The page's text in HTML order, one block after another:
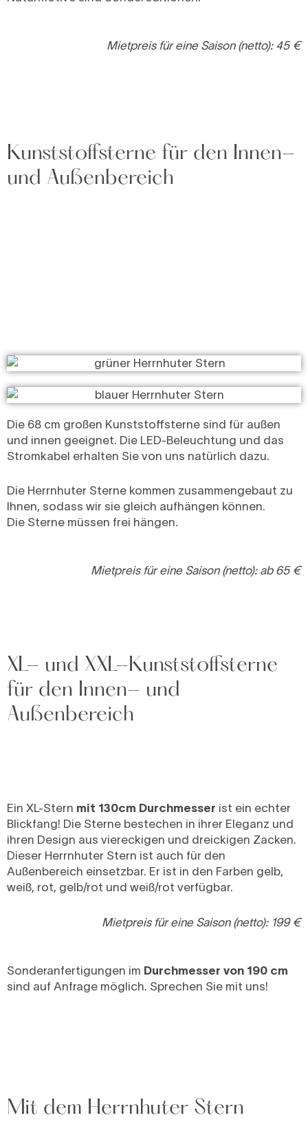
Mietpreis für eine Saison (netto): 45 €
Kunststoffsterne für den Innen-
und Außenbereich
Die 68 cm großen Kunststoffsterne sind für außen
und innen geeignet. Die LED-Beleuchtung und das
Stromkabel erhalten Sie von uns natürlich dazu.
Die Herrnhuter Sterne kommen zusammengebaut zu
Ihnen, sodass wir sie gleich aufhängen können.
Die Sterne müssen frei hängen.
Mietpreis für eine Saison (netto): ab 65 €
XL- und XXL-Kunststoffsterne
für den Innen- und
Außenbereich
Ein XL-Stern mit 130cm Durchmesser ist ein echter
Blickfang! Die Sterne bestechen in ihrer Eleganz und
ihren Design aus viereckigen und dreickigen Zacken.
Dieser Herrnhuter Stern ist auch für den
Außenbereich einsetzbar. Er ist in den Farben gelb,
weiß, rot, gelb/rot und weiß/rot verfügbar.
Mietpreis für eine Saison (netto): 199 €
Sonderanfertigungen im Durchmesser von 190 cm
sind auf Anfrage möglich. Sprechen Sie mit uns!
Mit dem Herrnhuter Stern